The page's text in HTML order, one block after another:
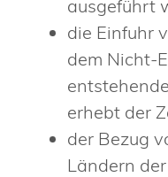
ausgeführt
die Einfuhr
dem Nicht-
erhebt der
der Bezug
Ländern